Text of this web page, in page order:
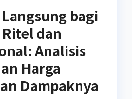
bagi
dan
Analisis
Harga
Dampaknya